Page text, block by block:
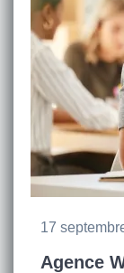
17
Agence